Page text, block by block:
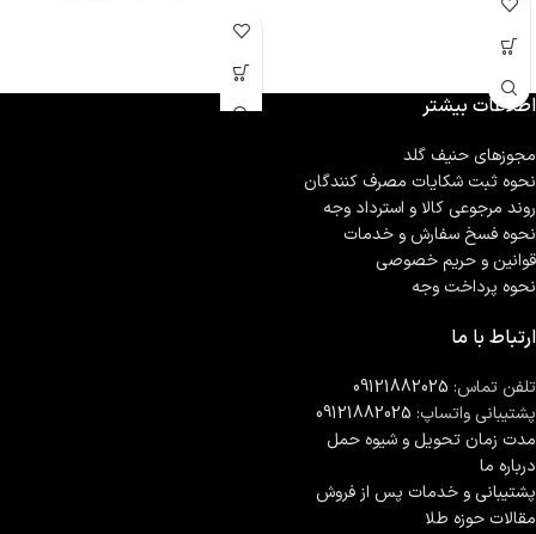
اطلاعات بیشتر
مجوزهای حنیف گلد
نحوه ثبت شكايات مصرف كنندگان
روند مرجوعی کالا و استرداد وجه
نحوه فسخ سفارش و خدمات
قوانین و حریم خصوصی
نحوه پرداخت وجه
ارتباط با ما
تلفن تماس: 09121882025
پشتیبانی واتساپ: 09121882025
مدت زمان تحويل و شیوه حمل
درباره ما
پشتیبانی و خدمات پس از فروش
مقالات حوزه طلا